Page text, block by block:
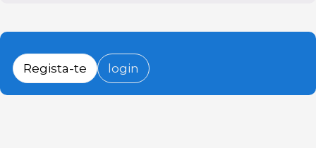
Regista-te login